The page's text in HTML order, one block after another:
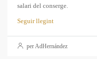
salari del conserge.
Seguir llegint
per AdHernández